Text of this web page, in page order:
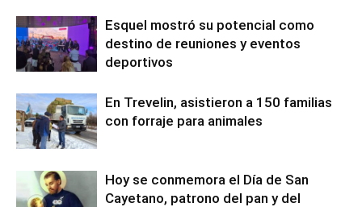
Esquel mostró su potencial como
destino de reuniones y eventos
deportivos
En Trevelin, asistieron a 150 familias
con forraje para animales
Hoy se conmemora el Día de San
Cayetano, patrono del pan y del